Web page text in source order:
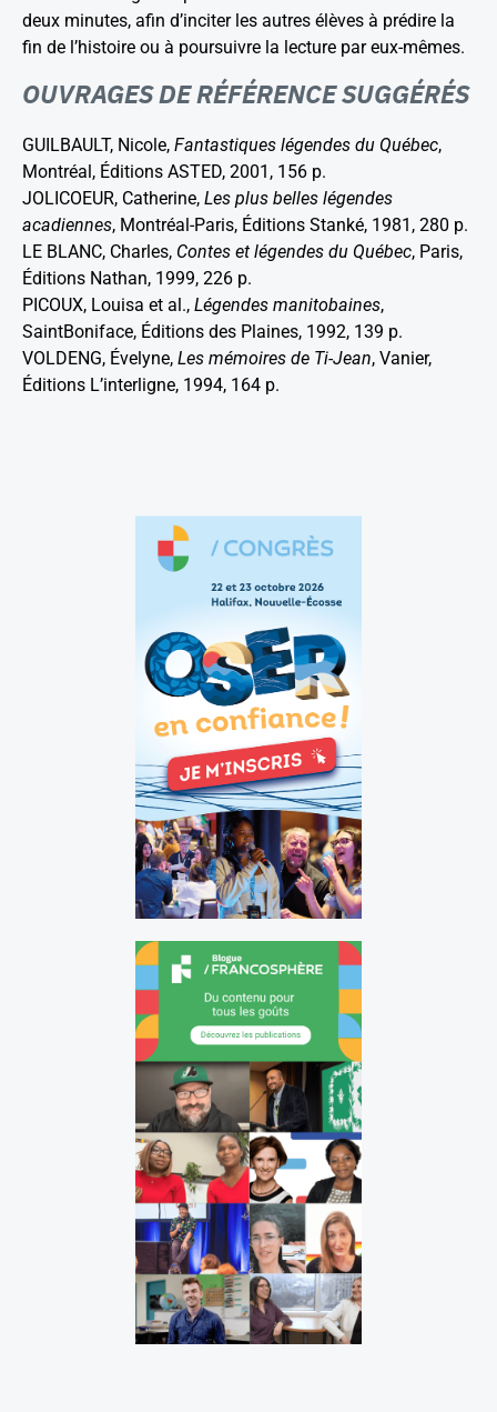
deux minutes, afin d’inciter les autres élèves à prédire la
fin de l’histoire ou à poursuivre la lecture par eux-mêmes.
OUVRAGES DE RÉFÉRENCE SUGGÉRÉS
GUILBAULT, Nicole, Fantastiques légendes du Québec,
Montréal, Éditions ASTED, 2001, 156 p.
JOLICOEUR, Catherine, Les plus belles légendes
acadiennes, Montréal-Paris, Éditions Stanké, 1981, 280 p.
LE BLANC, Charles, Contes et légendes du Québec, Paris,
Éditions Nathan, 1999, 226 p.
PICOUX, Louisa et al., Légendes manitobaines,
SaintBoniface, Éditions des Plaines, 1992, 139 p.
VOLDENG, Évelyne, Les mémoires de Ti-Jean, Vanier,
Éditions L’interligne, 1994, 164 p.